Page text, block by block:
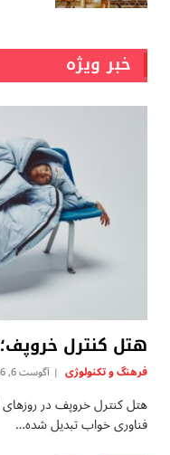
خبر ویژه
هتل کنترل
فرهنگ و تکنولوژی آگوست 6, 2026
هتل کنترل خروپف در
فناوری خواب تبدیل شده…